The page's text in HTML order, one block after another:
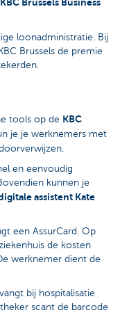
Brussels Business
loonadministratie. Bij
Brussels de premie
tools op de KBC
je je werknemers met
en eenvoudig
kunnen je
assistent Kate
een AssurCard. Op
de kosten
werknemer dient de
bij hospitalisatie
scant de barcode